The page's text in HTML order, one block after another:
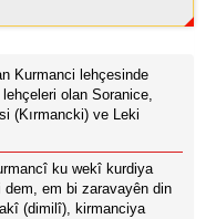
Kurmanci lehçesinde
lehçeleri olan Soranice,
(Kırmancki) ve Leki
ku wekî kurdiya
em bi zaravayên din
(dimilî), kirmanciya